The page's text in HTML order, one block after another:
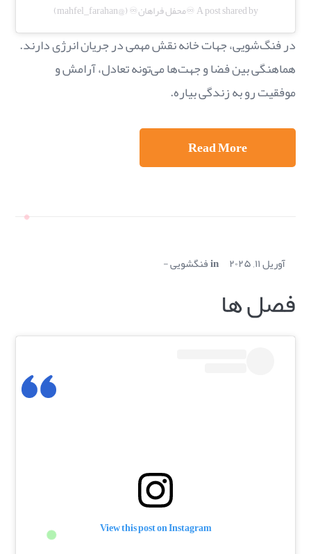
A post shared by ♾️محفل فراهان♾️ (@mahfel_farahan)
در فنگ‌شویی، جهات خانه نقش مهمی در جریان انرژی دارند.
هماهنگی بین فضا و جهت‌ها می‌تونه تعادل، آرامش و
موفقیت رو به زندگی بیاره.
Read More
آوریل ۱۱, ۲۰۲۵ inفنگشویی
فصل ها
View this post on Instagram